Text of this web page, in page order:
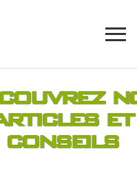
et
conseils